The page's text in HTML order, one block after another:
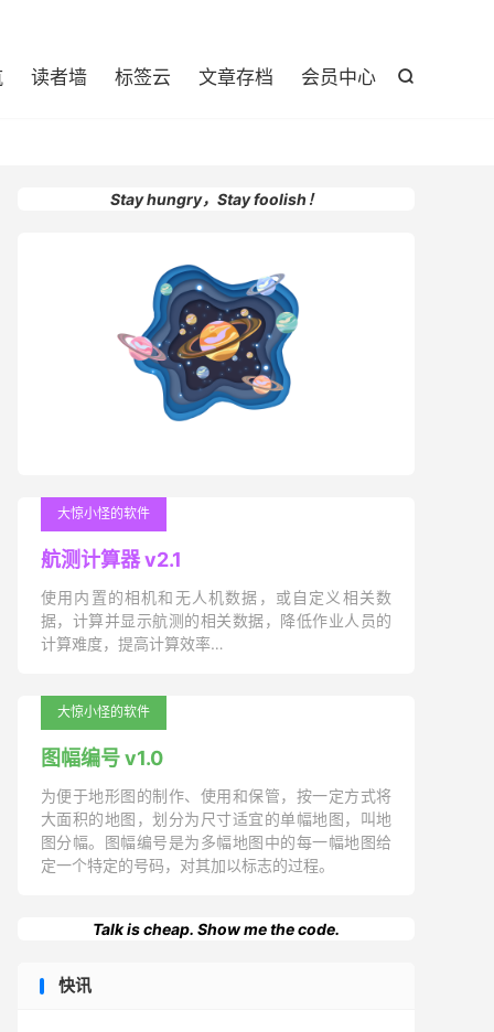

读者墙 标签云 文章存档 会员中心
Stay hungry，Stay foolish！
大惊小怪的软件
航测计算器 v2.1
使用内置的相机和无人机数据，或自定义相关数
据，计算并显示航测的相关数据，降低作业人员的
计算难度，提高计算效率…
大惊小怪的软件
图幅编号 v1.0
为便于地形图的制作、使用和保管，按一定方式将
大面积的地图，划分为尺寸适宜的单幅地图，叫地
图分幅。图幅编号是为多幅地图中的每一幅地图给
定一个特定的号码，对其加以标志的过程。
Talk is cheap. Show me the code.
快讯